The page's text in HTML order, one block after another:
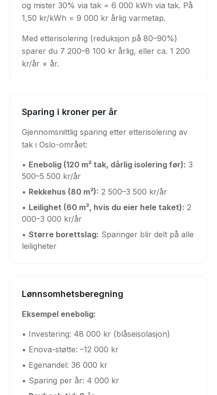
og mister 30% via tak = 6 000 kWh via tak. På
1,50 kr/kWh = 9 000 kr årlig varmetap.
Med etterisolering (reduksjon på 80–90%)
sparer du 7 200–8 100 kr årlig, eller ca. 1 200
kr/år × år.
Sparing i kroner per år
Gjennomsnittlig sparing etter etterisolering av
tak i Oslo-områet:
• Enebolig (120 m² tak, dårlig isolering før): 3
500–5 500 kr/år
• Rekkehus (80 m²): 2 500–3 500 kr/år
• Leilighet (60 m², hvis du eier hele taket): 2
000–3 000 kr/år
• Større borettslag: Sparinger blir delt på alle
leiligheter
Lønnsomhetsberegning
Eksempel enebolig:
• Investering: 48 000 kr (blåseisolasjon)
• Enova-støtte: –12 000 kr
• Egenandel: 36 000 kr
• Sparing per år: 4 000 kr